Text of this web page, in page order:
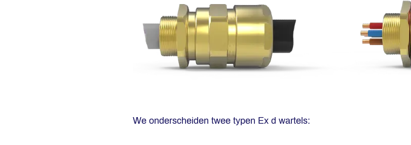
We onderscheiden twee typen Ex d wartels: